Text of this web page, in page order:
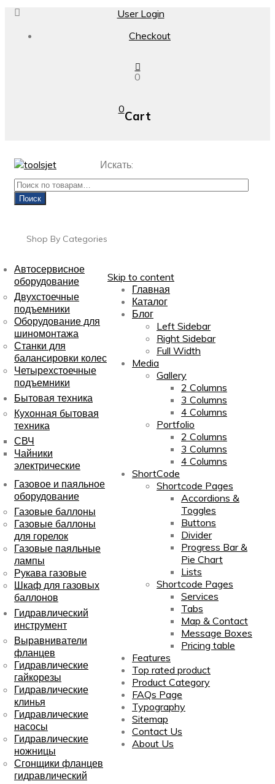
User Login
Checkout
0
0Cart
Искать:
Поиск
Shop By Categories
Skip to content
Главная
Каталог
Блог
Left Sidebar
Right Sidebar
Full Width
Media
Gallery
2 Columns
3 Columns
4 Columns
Portfolio
2 Columns
3 Columns
4 Columns
ShortCode
Shortcode Pages
Accordions &
Toggles
Buttons
Divider
Progress Bar &
Pie Chart
Lists
Shortcode Pages
Services
Tabs
Map & Contact
Message Boxes
Pricing table
Features
Top rated product
Product Category
FAQs Page
Typography
Sitemap
Contact Us
About Us
Автосервисное
оборудование
Двухстоечные
подъемники
Оборудование для
шиномонтажа
Станки для
балансировки колес
Четырехстоечные
подъемники
Бытовая техника
Кухонная бытовая
техника
СВЧ
Чайники
электрические
Газовое и паяльное
оборудование
Газовые баллоны
Газовые баллоны
для горелок
Газовые паяльные
лампы
Рукава газовые
Шкаф для газовых
баллонов
Гидравлический
инструмент
Выравниватели
фланцев
Гидравлические
гайкорезы
Гидравлические
клинья
Гидравлические
насосы
Гидравлические
ножницы
Сгонщики фланцев
гидравлический